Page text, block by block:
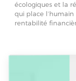
écologiques et la
qui place
rentabilité